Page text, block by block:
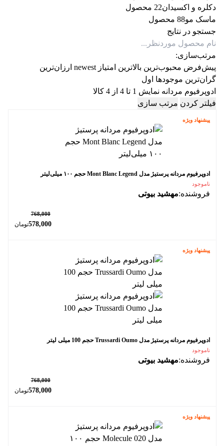
دکلره و اکسیدان 22 محصول
ماسک مو 88 محصول
جستجو در نتایج
مرتب‌سازی:
پیش‌فرض محبوب‌ترین بالاترین امتیاز newest ارزان‌ترین
گران‌ترین موجودها اول
ادوپرفیوم مردانه نمایش 1 تا 4 از 4 کالا
فیلتر کردن مرتب سازی
پیشنهاد ویژه
ادوپرفیوم مردانه پرستیژ مدل Mont Blanc Legend حجم ۱۰۰ میلی‌لیتر
ناموجود
فروشنده:مهشید بیوتی
768,000
578,000تومان
پیشنهاد ویژه
ادوپرفیوم مردانه پرستیژ مدل Trussardi Oumo حجم 100 میلی لیتر
ناموجود
فروشنده:مهشید بیوتی
768,000
578,000تومان
پیشنهاد ویژه